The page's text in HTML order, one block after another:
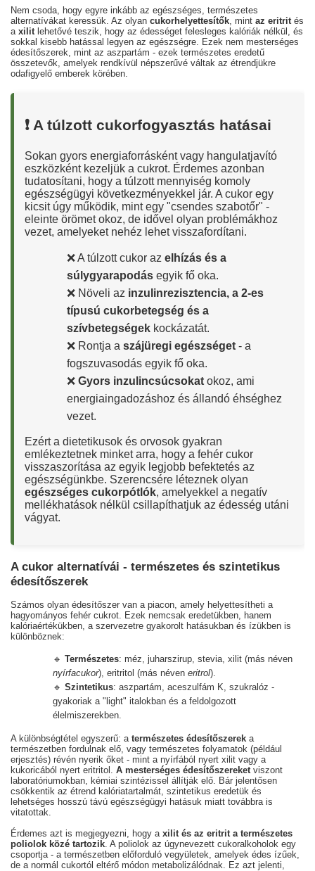
Nem csoda, hogy egyre inkább az egészséges, természetes
alternatívákat keressük. Az olyan cukorhelyettesítők, mint az eritrités
a xilitlehetővé teszik, hogy az édességet felesleges kalóriák nélkül, és
sokkal kisebb hatással legyen az egészségre. Ezek nem mesterséges
édesítőszerek, mint az aszpartám - ezek természetes eredetű
összetevők, amelyek rendkívül népszerűvé váltak az étrendjükre
odafigyelő emberek körében.
❗ A túlzott cukorfogyasztás hatásai
Sokan gyors energiaforrásként vagy hangulatjavító
eszközként kezeljük a cukrot. Érdemes azonban
tudatosítani, hogy a túlzott mennyiség komoly
egészségügyi következményekkel jár. A cukor egy
kicsit úgy működik, mint egy "csendes szabotőr" -
eleinte örömet okoz, de idővel olyan problémákhoz
vezet, amelyeket nehéz lehet visszafordítani.
❌ A túlzott cukor az elhízás és a
súlygyarapodás egyik fő oka.
❌ Növeli az inzulinrezisztencia, a 2-es
típusú cukorbetegség és a
szívbetegségek kockázatát.
❌ Rontja a szájüregi egészséget - a
fogszuvasodás egyik fő oka.
❌ Gyors inzulincsúcsokat okoz, ami
energiaingadozáshoz és állandó éhséghez
vezet.
Ezért a dietetikusok és orvosok gyakran
emlékeztetnek minket arra, hogy a fehér cukor
visszaszorítása az egyik legjobb befektetés az
egészségünkbe. Szerencsére léteznek olyan
egészséges cukorpótlók, amelyekkel a negatív
mellékhatások nélkül csillapíthatjuk az édesség utáni
vágyat.
A cukor alternatívái - természetes és szintetikus
édesítőszerek
Számos olyan édesítőszer van a piacon, amely helyettesítheti a
hagyományos fehér cukrot. Ezek nemcsak eredetükben, hanem
kalóriaértékükben, a szervezetre gyakorolt hatásukban és ízükben is
különböznek:
🔹 Természetes: méz, juharszirup, stevia, xilit (más néven
nyírfacukor), eritritol (más néven eritrol).
🔹 Szintetikus: aszpartám, aceszulfám K, szukralóz -
gyakoriak a "light" italokban és a feldolgozott
élelmiszerekben.
A különbségtétel egyszerű: a természetes édesítőszerek a
természetben fordulnak elő, vagy természetes folyamatok (például
erjesztés) révén nyerik őket - mint a nyírfából nyert xilit vagy a
kukoricából nyert eritritol. A mesterséges édesítőszereketviszont
laboratóriumokban, kémiai szintézissel állítják elő. Bár jelentősen
csökkentik az étrend kalóriatartalmát, szintetikus eredetük és
lehetséges hosszú távú egészségügyi hatásuk miatt továbbra is
vitatottak.
Érdemes azt is megjegyezni, hogy a xilit és az eritrit a természetes
poliolok közé tartozik. A poliolok az úgynevezett cukoralkoholok egy
csoportja - a természetben előforduló vegyületek, amelyek édes ízűek,
de a normál cukortól eltérő módon metabolizálódnak. Ez azt jelenti,